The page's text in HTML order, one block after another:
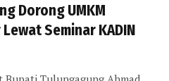
Dorong UMKM
Seminar KADIN